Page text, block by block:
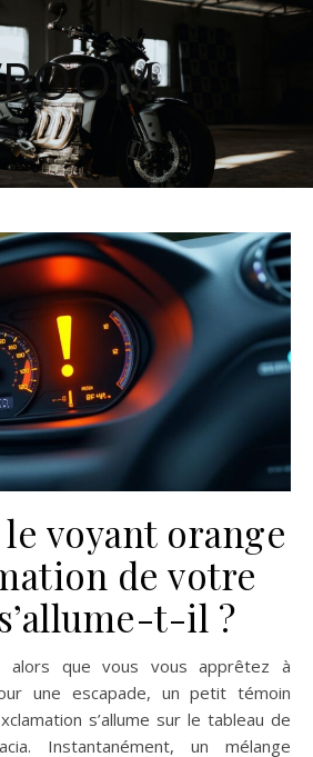
voyant orange
de votre
t-il ?
une escapade, un petit témoin
s’allume sur le tableau de
Instantanément, un mélange